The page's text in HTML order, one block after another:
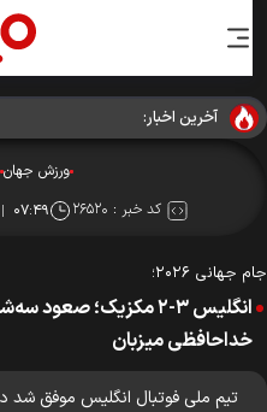
آخرین اخبار:
ورزش جهان
کد خبر : ۲۶۵۲۰ ۰۷:۴۹
جهانی ۲۰۲۶؛
انگلیس ۳-۲ مکزیک؛ صعود
خداحافظی میزبان
تیم ملی فوتبال انگلیس موفق شد